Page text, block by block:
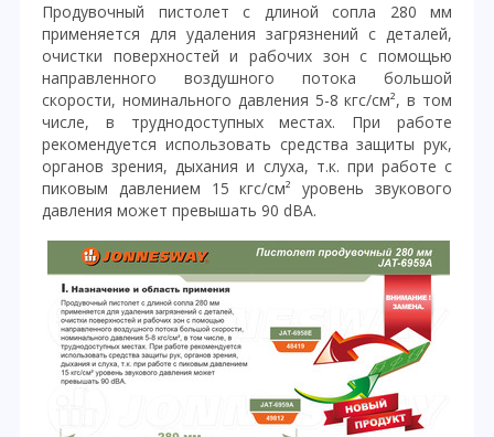
Продувочный пистолет с длиной сопла 280 мм
применяется для удаления загрязнений с деталей,
очистки поверхностей и рабочих зон с помощью
направленного воздушного потока большой
скорости, номинального давления 5-8 кгс/см², в том
числе, в труднодоступных местах. При работе
рекомендуется использовать средства защиты рук,
органов зрения, дыхания и слуха, т.к. при работе с
пиковым давлением 15 кгс/см² уровень звукового
давления может превышать 90 dBA.